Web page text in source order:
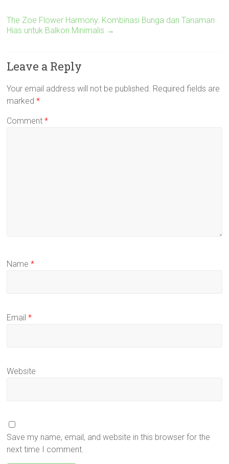
The Zoe Flower Harmony: Kombinasi Bunga dan Tanaman
Hias untuk Balkon Minimalis →
Leave a Reply
Your email address will not be published. Required fields are
marked*
Comment*
Name*
Email*
Website
Save my name, email, and website in this browser for the
next time I comment.